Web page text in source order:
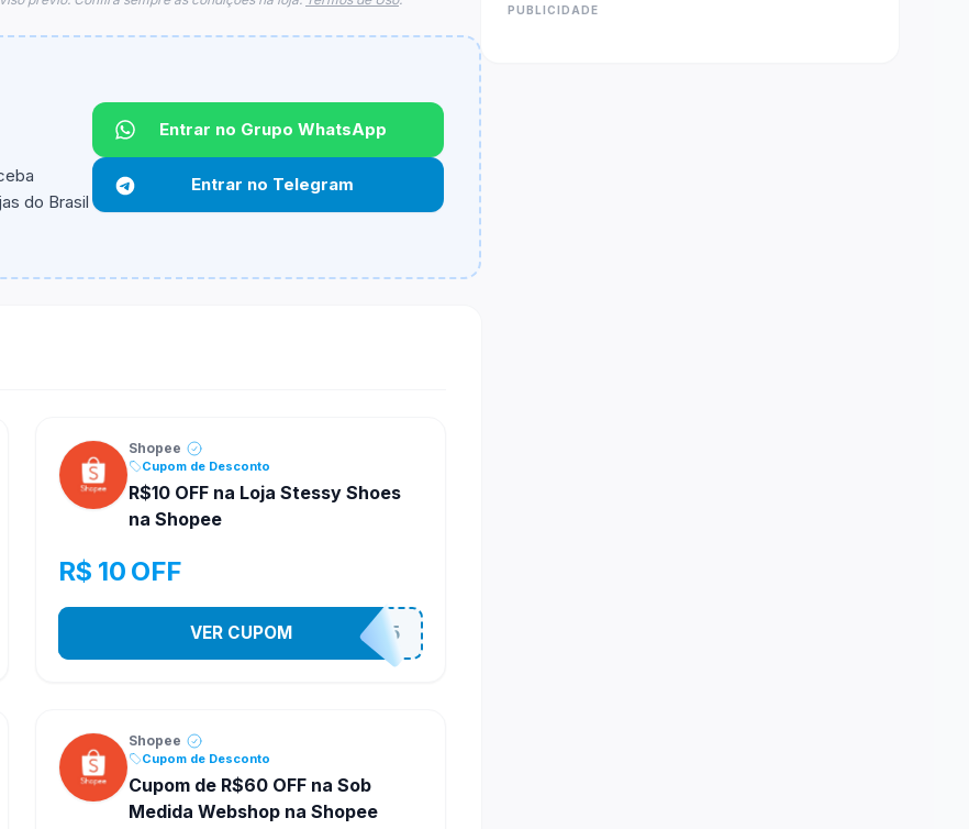
informado.
do Brasil
Entrar no Grupo WhatsApp
Entrar no Telegram
Shopee
Cupom de Desconto
R$10 OFF na Loja Stessy Shoes
na Shopee
R$ 10 OFF
STES2525
VER CUPOM
Shopee
Cupom de Desconto
Cupom de R$60 OFF na Sob
Medida Webshop na Shopee
PUBLICIDADE